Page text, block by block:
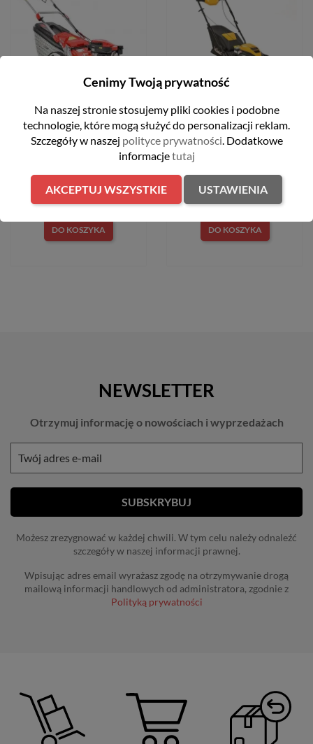
Kosiarka spalinowa 48cm
170 cm3 Hecht 550SW
1 899,00 zł
DO KOSZYKA
Kosiarka spalinowa z
napędem 46 cm 159 cm3
2,5kW Cub Cadet LM2
DR46S
2 399,00 zł
DO KOSZYKA
NEWSLETTER
Otrzymuj informację o nowościach i wyprzedażach
Możesz zrezygnować w każdej chwili. W tym celu należy odnaleźć
szczegóły w naszej informacji prawnej.
Wpisując adres email wyrażasz zgodę na otrzymywanie drogą
mailową informacji handlowych od administratora, zgodnie z
Polityką prywatności
Cenimy Twoją prywatność
Na naszej stronie stosujemy pliki cookies i podobne
technologie, które mogą służyć do personalizacji reklam.
Szczegóły w naszej polityce prywatności. Dodatkowe
informacjetutaj
AKCEPTUJ WSZYSTKIE USTAWIENIA